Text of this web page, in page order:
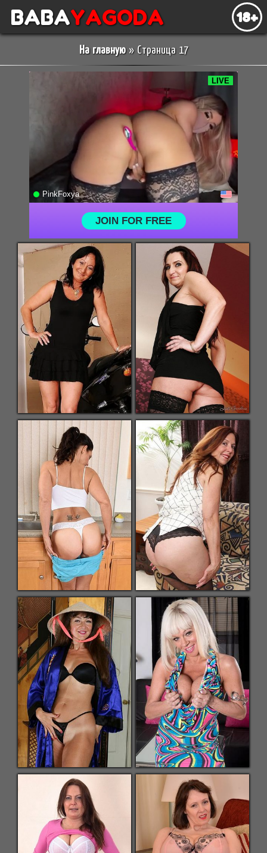
BABAYAGODA 18+
На главную» Страница 17